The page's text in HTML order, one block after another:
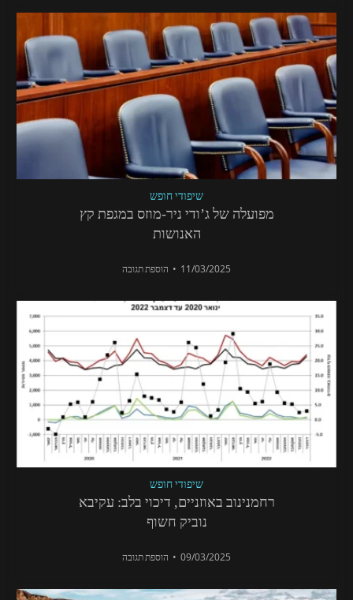
שיפודי חופש
מפועלה של ג’ודי ניר-מוזס במגפת קץ
האנושות
11/03/2025 הוספת תגובה
שיפודי חופש
רחמנינוב באוזניים, דיכוי בלב: עקיבא
נוביק חשוף
09/03/2025 הוספת תגובה